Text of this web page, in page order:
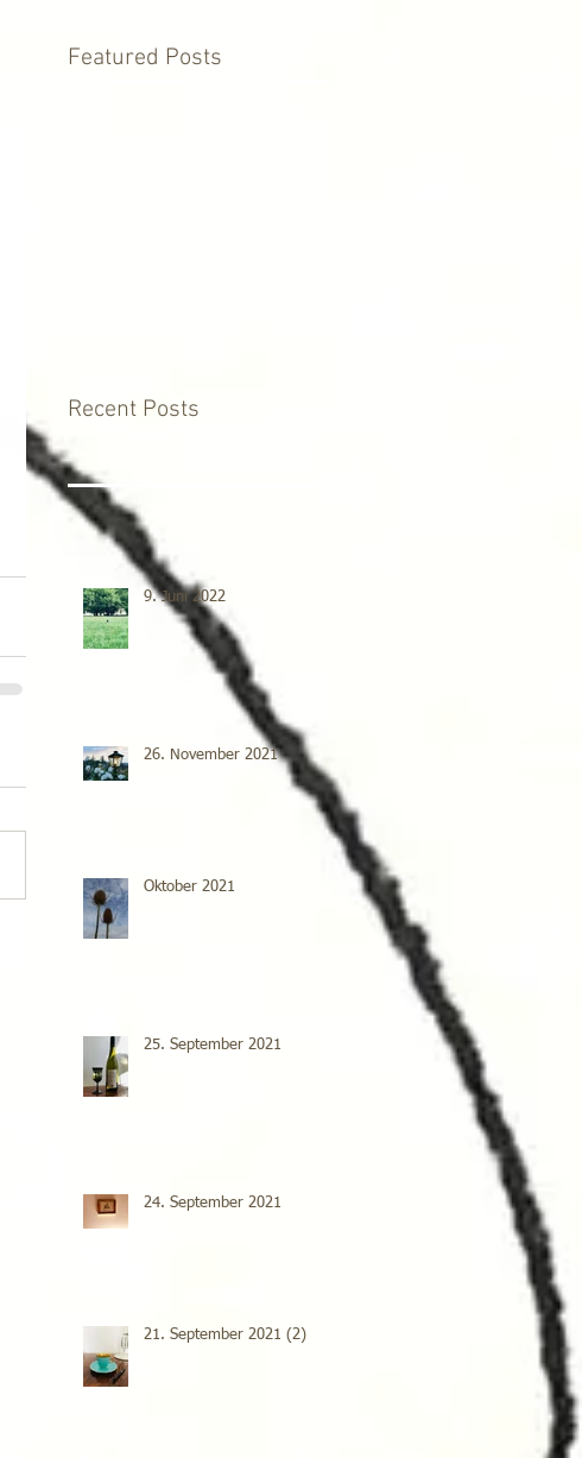
Featured Posts
Recent Posts
9. Juni 2022
26. November 2021
Oktober 2021
25. September 2021
24. September 2021
21. September 2021 (2)